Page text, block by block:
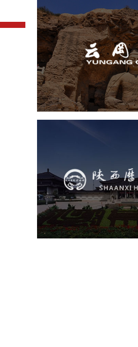
云
旅游休闲 景区网站建设
景
文化艺术 博物
博物馆网站建设